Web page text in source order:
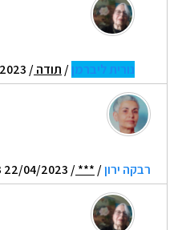
נורית ליברמן/ תודה/ 22/04/2023 11:45
רבקה ירון/
***
/ 22/04/2023 14:33